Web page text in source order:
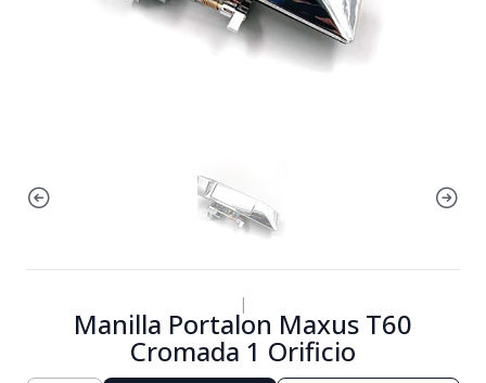
|
Manilla Portalon Maxus T60
Cromada 1 Orificio